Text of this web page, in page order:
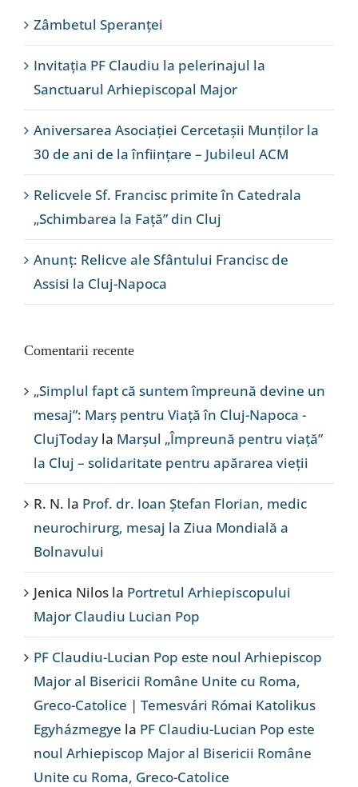
Zâmbetul Speranței
Invitația PF Claudiu la pelerinajul la
Sanctuarul Arhiepiscopal Major
Aniversarea Asociației Cercetașii Munților la
30 de ani de la înființare – Jubileul ACM
Relicvele Sf. Francisc primite în Catedrala
„Schimbarea la Față” din Cluj
Anunț: Relicve ale Sfântului Francisc de
Assisi la Cluj-Napoca
Comentarii recente
„Simplul fapt că suntem împreună devine un
mesaj”: Marș pentru Viață în Cluj-Napoca -
ClujToday la Marșul „Împreună pentru viață”
la Cluj – solidaritate pentru apărarea vieții
R. N. la Prof. dr. Ioan Ștefan Florian, medic
neurochirurg, mesaj la Ziua Mondială a
Bolnavului
Jenica Nilos la Portretul Arhiepiscopului
Major Claudiu Lucian Pop
PF Claudiu-Lucian Pop este noul Arhiepiscop
Major al Bisericii Române Unite cu Roma,
Greco-Catolice | Temesvári Római Katolikus
Egyházmegye la PF Claudiu-Lucian Pop este
noul Arhiepiscop Major al Bisericii Române
Unite cu Roma, Greco-Catolice